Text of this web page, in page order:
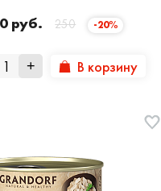
руб. 250 -20%
+ В корзину